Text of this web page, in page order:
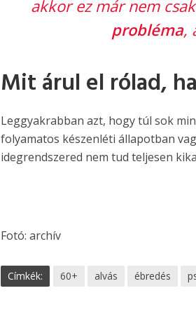
akkor ez már nem
probléma,
Mit árul el rólad,
Leggyakrabban azt, hogy túl sok
folyamatos készenléti állapotban
idegrendszered nem tud teljesen
Fotó: archív
Címkék: 60+ alvás ébredés